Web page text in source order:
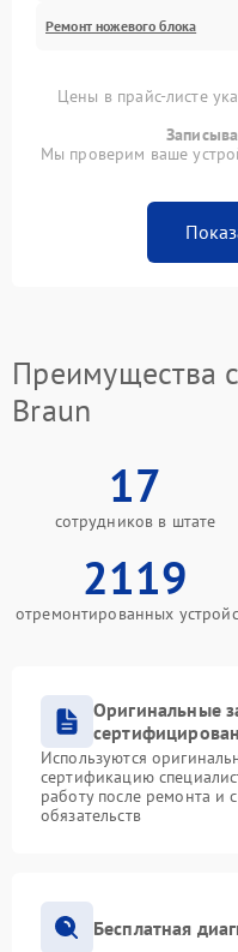
Ремонт ножевого блока
Цены в прайс-листе
Мы проверим ваше
Преимущества
Braun
17
сотрудников в штате
2119
отремонтированных
Оригинальные
Используются
сертификацию
работу после ремонта и
обязательств
Бесплатная